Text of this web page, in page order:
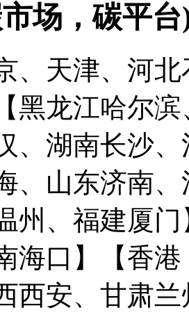
场，碳平台
、天津、河
黑龙江哈尔
、湖南长沙
、山东济南
州、福建厦门
海口】
【香
西安、甘肃